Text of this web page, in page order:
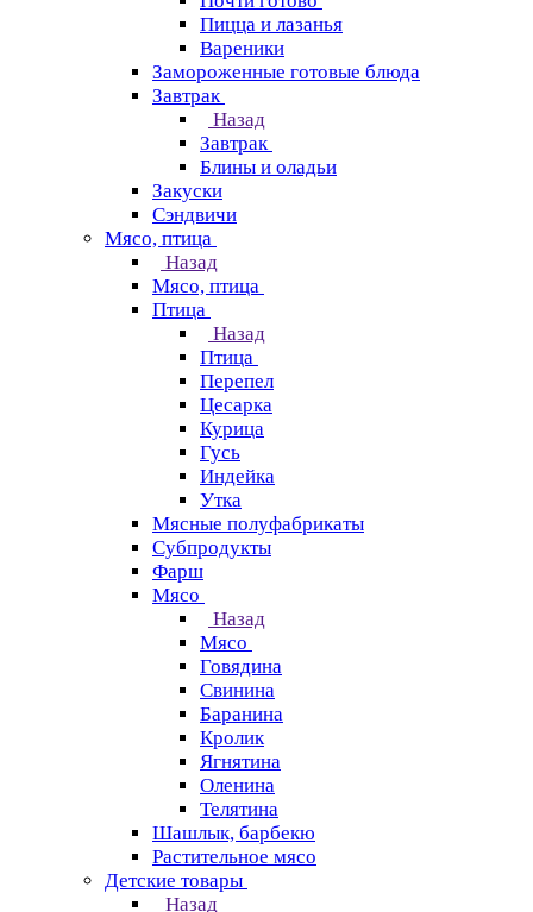
Пицца и лазанья
Вареники
Замороженные готовые блюда
Завтрак
Назад
Завтрак
Блины и оладьи
Закуски
Сэндвичи
Мясо, птица
Назад
Мясо, птица
Птица
Назад
Птица
Перепел
Цесарка
Курица
Гусь
Индейка
Утка
Мясные полуфабрикаты
Субпродукты
Фарш
Мясо
Назад
Мясо
Говядина
Свинина
Баранина
Кролик
Ягнятина
Оленина
Телятина
Шашлык, барбекю
Растительное мясо
Детские товары
Назад